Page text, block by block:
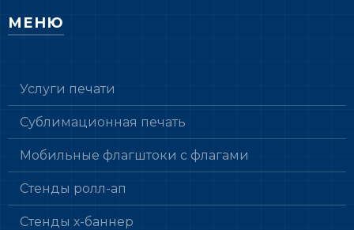
МЕНЮ
Услуги печати
Сублимационная печать
Мобильные флагштоки с флагами
Стенды ролл-ап
Стенды х-баннер